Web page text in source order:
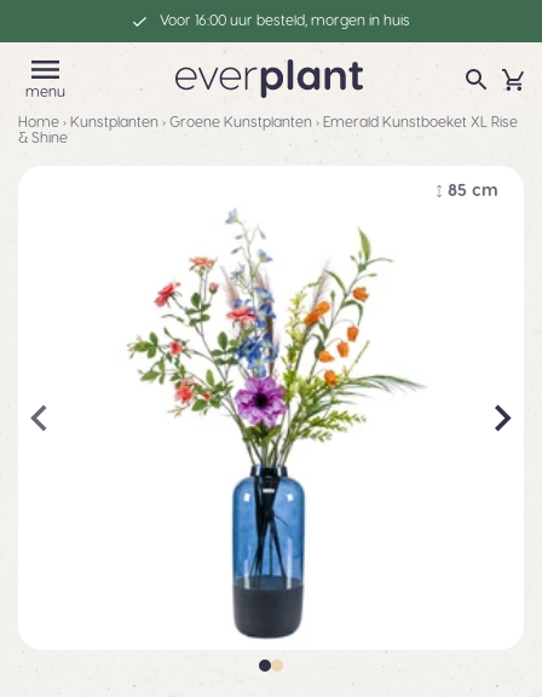
Voor 16:00 uur besteld, morgen in huis
menu
Home › Kunstplanten › Groene Kunstplanten › Emerald Kunstboeket XL Rise
& Shine
85 cm